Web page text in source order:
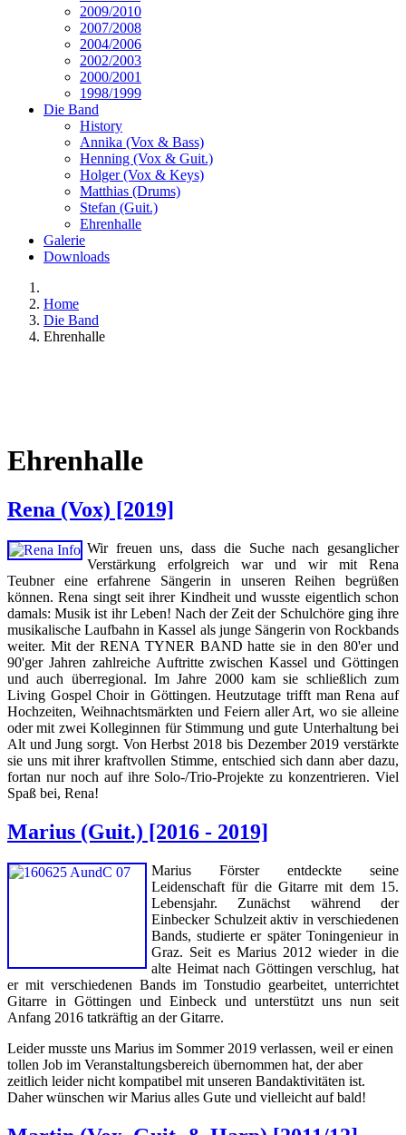
2009/2010
2007/2008
2004/2006
2002/2003
2000/2001
1998/1999
Die Band
History
Annika (Vox & Bass)
Henning (Vox & Guit.)
Holger (Vox & Keys)
Matthias (Drums)
Stefan (Guit.)
Ehrenhalle
Galerie
Downloads
Home
Die Band
Ehrenhalle
Ehrenhalle
Rena (Vox) [2019]
Wir freuen uns, dass die Suche nach gesanglicher
Verstärkung erfolgreich war und wir mit Rena
Teubner eine erfahrene Sängerin in unseren Reihen begrüßen
können. Rena singt seit ihrer Kindheit und wusste eigentlich schon
damals: Musik ist ihr Leben! Nach der Zeit der Schulchöre ging ihre
musikalische Laufbahn in Kassel als junge Sängerin von Rockbands
weiter. Mit der RENA TYNER BAND hatte sie in den 80'er und
90'ger Jahren zahlreiche Auftritte zwischen Kassel und Göttingen
und auch überregional. Im Jahre 2000 kam sie schließlich zum
Living Gospel Choir in Göttingen. Heutzutage trifft man Rena auf
Hochzeiten, Weihnachtsmärkten und Feiern aller Art, wo sie alleine
oder mit zwei Kolleginnen für Stimmung und gute Unterhaltung bei
Alt und Jung sorgt. Von Herbst 2018 bis Dezember 2019 verstärkte
sie uns mit ihrer kraftvollen Stimme, entschied sich dann aber dazu,
fortan nur noch auf ihre Solo-/Trio-Projekte zu konzentrieren. Viel
Spaß bei, Rena!
Marius (Guit.) [2016 - 2019]
Marius Förster entdeckte seine
Leidenschaft für die Gitarre mit dem 15.
Lebensjahr. Zunächst während der
Einbecker Schulzeit aktiv in verschiedenen
Bands, studierte er später Toningenieur in
Graz. Seit es Marius 2012 wieder in die
alte Heimat nach Göttingen verschlug, hat
er mit verschiedenen Bands im Tonstudio gearbeitet, unterrichtet
Gitarre in Göttingen und Einbeck und unterstützt uns nun seit
Anfang 2016 tatkräftig an der Gitarre.
Leider musste uns Marius im Sommer 2019 verlassen, weil er einen
tollen Job im Veranstaltungsbereich übernommen hat, der aber
zeitlich leider nicht kompatibel mit unseren Bandaktivitäten ist.
Daher wünschen wir Marius alles Gute und vielleicht auf bald!